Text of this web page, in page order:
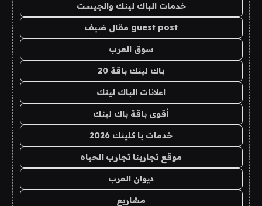
خدمات الباك لينك والجيست
guest post مقال ضيف
سوق العرب
باك لينك باقة 20
اعلانات الباك لينك
أقوى باقة باك لينك
خدمات با كلينك 2026
موقع تجاربنا تجارب الحياه
ديوان العرب
مشاريع